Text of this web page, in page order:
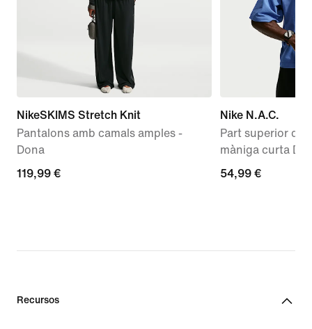
NikeSKIMS Stretch Knit
Pantalons amb camals amples -
Dona
119,99 €
119,99 €
Nike N.A.C.
Part superior
màniga curta
54,99 €
54,99 €
Recursos